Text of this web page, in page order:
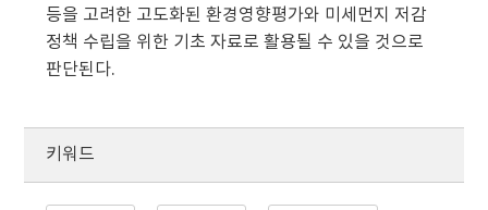
등을 고려한 고도화된 환경영향평가와 미세먼지 저감
정책 수립을 위한 기초 자료로 활용될 수 있을 것으로
판단된다.
키워드